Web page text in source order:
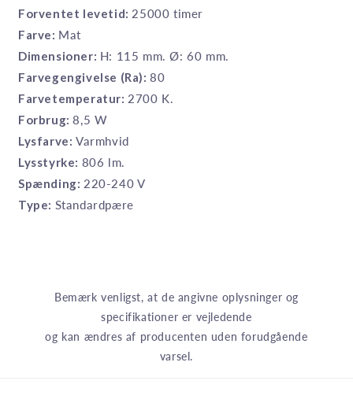
Forventet levetid: 25000 timer
Farve: Mat
Dimensioner: H: 115 mm. Ø: 60 mm.
Farvegengivelse (Ra):80
Farvetemperatur: 2700 K.
Forbrug:8,5 W
Lysfarve: Varmhvid
Lysstyrke: 806 lm.
Spænding: 220-240 V
Type: Standardpære
Bemærk venligst, at de angivne oplysninger og
specifikationer er vejledende
og kan ændres af producenten uden forudgående
varsel.